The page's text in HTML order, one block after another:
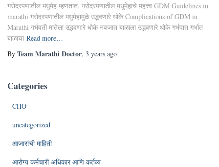
गरोदरपणातील मधुमेह म्हणतात. गरोदरपणातील मधुमेहाचे महत्त्व GDM Guidelines in
marathi गरोदरपणातील मधुमेहामुळे उद्भवणारे धोके Complications of GDM in
Marathi गर्भवती मातेला उद्भवणारे धोके नवजात बाळाला उद्भवणारे धोके गर्भपात गर्भात
बाळाचा Read more…
By Team Marathi Doctor, 3 years ago
Categories
CHO
uncategorized
आजारांची माहिती
आरोग्य कर्मचारी अधिकार आणि कर्तव्य